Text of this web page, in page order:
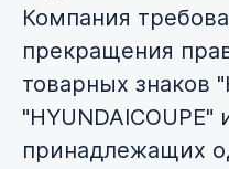
Компания
прекращения
товарных знаков
"HYUNDAICOUPE"
принадлежащих